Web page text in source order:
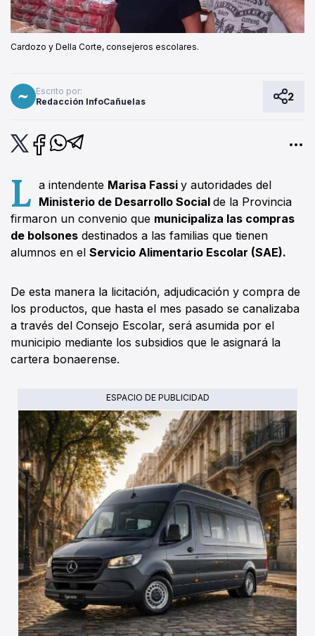
Cardozo y Della Corte, consejeros escolares.
Escrito por:
Redacción InfoCañuelas
2
L a intendente Marisa Fassiy autoridades del
Ministerio de Desarrollo Socialde la Provincia
firmaron un convenio que municipaliza las compras
de bolsones destinados a las familias que tienen
alumnos en el Servicio Alimentario Escolar (SAE).
De esta manera la licitación, adjudicación y compra de
los productos, que hasta el mes pasado se canalizaba
a través del Consejo Escolar, será asumida por el
municipio mediante los subsidios que le asignará la
cartera bonaerense.
ESPACIO DE PUBLICIDAD